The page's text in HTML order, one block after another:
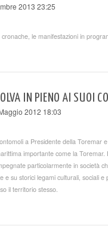
2013 23:25
le manifestazioni in
IN PIENO AI SUOI
2012 18:03
a Presidente della
importante come la
particolarmente in società
e su storici legami culturali, sociali
il territorio stesso.